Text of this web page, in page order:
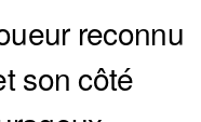
reconnu
son côté